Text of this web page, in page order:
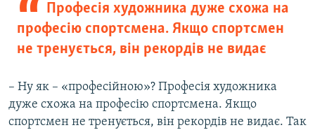
Професія художника дуже схожа на
професію спортсмена. Якщо спортсмен
не тренується, він рекордів не видає
– Ну як – «професійною»? Професія художника
дуже схожа на професію спортсмена. Якщо
спортсмен не тренується, він рекордів не видає. Так